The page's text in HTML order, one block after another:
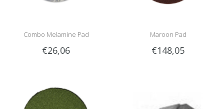
Combo Melamine Pad
€26,06
Maroon Pad
€148,05